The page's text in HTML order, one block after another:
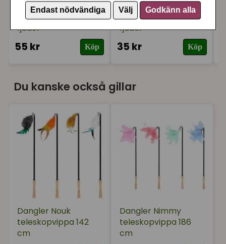
Endast nödvändiga Välj Godkänn alla
Dangler refill SUUZ
fjäder
55 kr Köp
Dangler refill CLU
fjäder
35 kr Köp
Du kanske också gillar
Dangler Nouk
teleskopvippa 142
cm
Dangler Nimmy
teleskopvippa 186
cm